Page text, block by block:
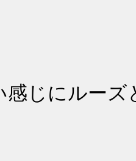
感じにルー